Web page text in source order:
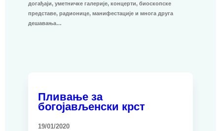
догађаји, уметничке галерије, концерти, биоскопске
представе, радионице, манифестације и многа друга
дешавања…
Пливање за
богојављенски крст
19/01/2020